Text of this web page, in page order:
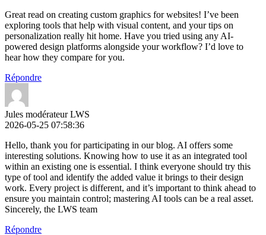
Great read on creating custom graphics for websites! I’ve been
exploring tools that help with visual content, and your tips on
personalization really hit home. Have you tried using any AI-
powered design platforms alongside your workflow? I’d love to
hear how they compare for you.
Répondre
Jules modérateur LWS
2026-05-25 07:58:36
Hello, thank you for participating in our blog. AI offers some
interesting solutions. Knowing how to use it as an integrated tool
within an existing one is essential. I think everyone should try this
type of tool and identify the added value it brings to their design
work. Every project is different, and it’s important to think ahead to
ensure you maintain control; mastering AI tools can be a real asset.
Sincerely, the LWS team
Répondre